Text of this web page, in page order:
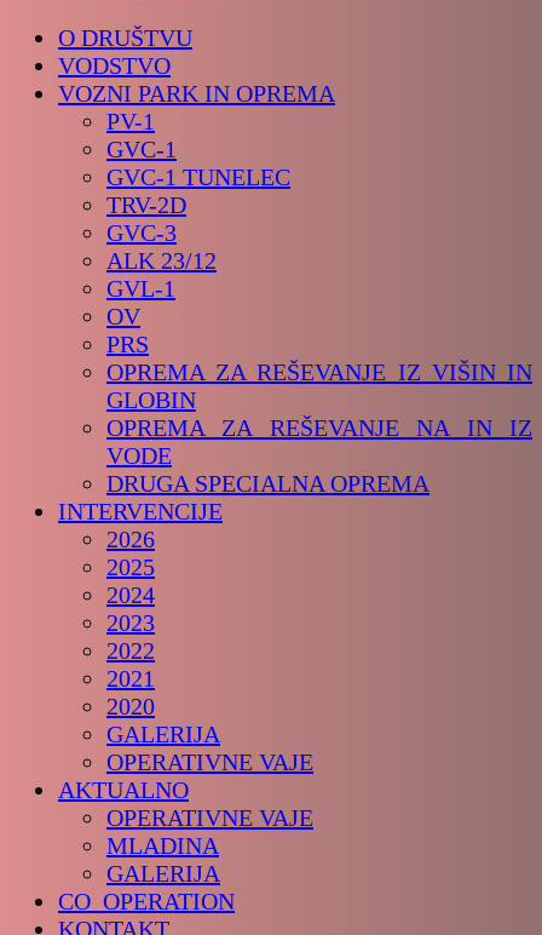
O DRUŠTVU
VODSTVO
VOZNI PARK IN OPREMA
PV-1
GVC-1
GVC-1 TUNELEC
TRV-2D
GVC-3
ALK 23/12
GVL-1
OV
PRS
OPREMA ZA REŠEVANJE IZ VIŠIN IN
GLOBIN
OPREMA ZA REŠEVANJE NA IN IZ
VODE
DRUGA SPECIALNA OPREMA
INTERVENCIJE
2026
2025
2024
2023
2022
2021
2020
GALERIJA
OPERATIVNE VAJE
AKTUALNO
OPERATIVNE VAJE
MLADINA
GALERIJA
CO_OPERATION
KONTAKT